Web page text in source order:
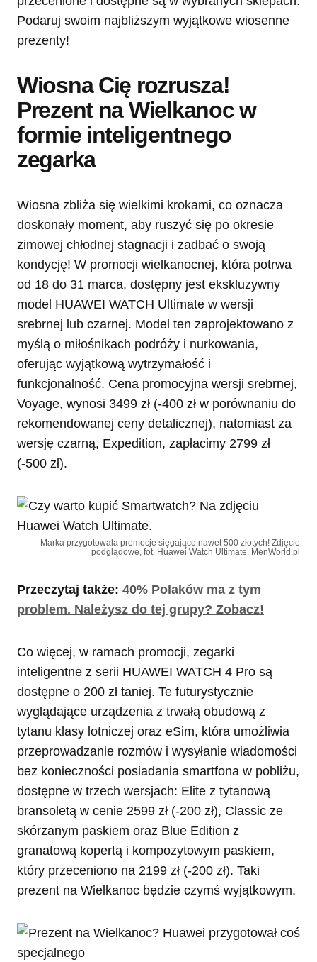
Podaruj swoim najbliższym wyjątkowe wiosenne
prezenty!
Wiosna Cię rozrusza!
Prezent na Wielkanoc w
formie inteligentnego
zegarka
Wiosna zbliża się wielkimi krokami, co oznacza
doskonały moment, aby ruszyć się po okresie
zimowej chłodnej stagnacji i zadbać o swoją
kondycję! W promocji wielkanocnej, która potrwa
od 18 do 31 marca, dostępny jest ekskluzywny
model HUAWEI WATCH Ultimate w wersji
srebrnej lub czarnej. Model ten zaprojektowano z
myślą o miłośnikach podróży i nurkowania,
oferując wyjątkową wytrzymałość i
funkcjonalność. Cena promocyjna wersji srebrnej,
Voyage, wynosi 3499 zł (-400 zł w porównaniu do
rekomendowanej ceny detalicznej), natomiast za
wersję czarną, Expedition, zapłacimy 2799 zł
(-500 zł).
Marka przygotowała promocje sięgające nawet 500 złotych! Zdjęcie
podglądowe, fot. Huawei Watch Ultimate, MenWorld.pl
Przeczytaj także: 40% Polaków ma z tym
problem. Należysz do tej grupy? Zobacz!
Co więcej, w ramach promocji, zegarki
inteligentne z serii HUAWEI WATCH 4 Pro są
dostępne o 200 zł taniej. Te futurystycznie
wyglądające urządzenia z trwałą obudową z
tytanu klasy lotniczej oraz eSim, która umożliwia
przeprowadzanie rozmów i wysyłanie wiadomości
bez konieczności posiadania smartfona w pobliżu,
dostępne w trzech wersjach: Elite z tytanową
bransoletą w cenie 2599 zł (-200 zł), Classic ze
skórzanym paskiem oraz Blue Edition z
granatową kopertą i kompozytowym paskiem,
który przeceniono na 2199 zł (-200 zł). Taki
prezent na Wielkanoc będzie czymś wyjątkowym.